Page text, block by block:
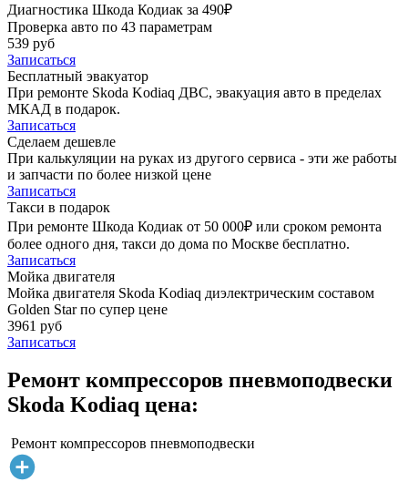
Диагностика Шкода Кодиак за 490₽
Проверка авто по 43 параметрам
539 руб
Записаться
Бесплатный эвакуатор
При ремонте Skoda Kodiaq ДВС, эвакуация авто в пределах
МКАД в подарок.
Записаться
Сделаем дешевле
При калькуляции на руках из другого сервиса - эти же работы
и запчасти по более низкой цене
Записаться
Такси в подарок
При ремонте Шкода Кодиак от 50 000₽ или сроком ремонта
более одного дня, такси до дома по Москве бесплатно.
Записаться
Мойка двигателя
Мойка двигателя Skoda Kodiaq диэлектрическим составом
Golden Star по супер цене
3961 руб
Записаться
Ремонт компрессоров пневмоподвески
Skoda Kodiaq цена:
Ремонт компрессоров пневмоподвески